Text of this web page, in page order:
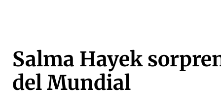
Salma Hayek
del Mundial